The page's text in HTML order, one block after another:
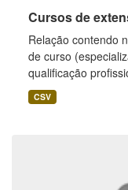
Cursos de
Relação contendo
de curso
qualificação
CSV